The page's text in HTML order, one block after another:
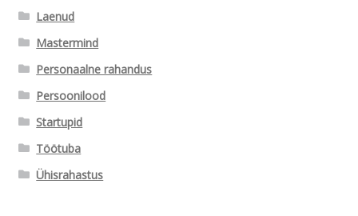
Laenud
Mastermind
Personaalne rahandus
Persoonilood
Startupid
Töötuba
Ühisrahastus